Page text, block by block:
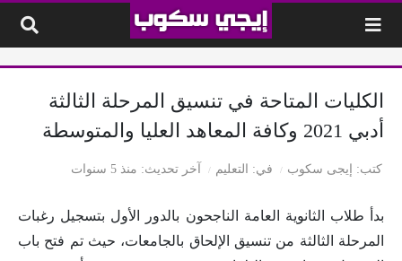
الكليات المتاحة في تنسيق المرحلة الثالثة
أدبي 2021 وكافة المعاهد العليا والمتوسطة
كتب إيجى سكوب في التعليم آخر تحديث منذ 5 سنوات
بدأ طلاب الثانوية العامة الناجحون بالدور الأول بتسجيل رغبات
المرحلة الثالثة من تنسيق الإلحاق بالجامعات، حيث تم فتح باب